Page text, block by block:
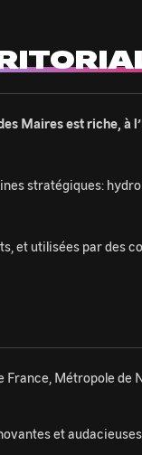
Maires est riche, à
stratégiques:
et utilisées par des
France, Métropole de
et